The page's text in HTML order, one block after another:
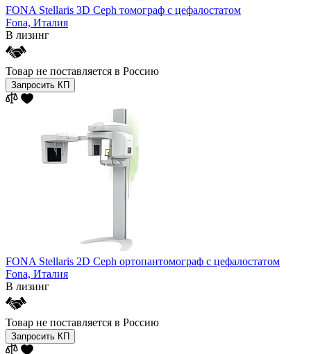
FONA Stellaris 3D Ceph томограф с цефалостатом
Fona, Италия
В лизинг
Товар не поставляется в Россию
Запросить КП
FONA Stellaris 2D Ceph ортопантомограф с цефалостатом
Fona, Италия
В лизинг
Товар не поставляется в Россию
Запросить КП